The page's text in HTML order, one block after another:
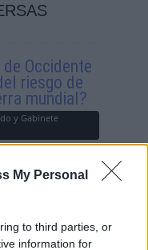
My Personal
to third parties, or
information for
Occidente
riesgo de
mundial?
y Gabinete